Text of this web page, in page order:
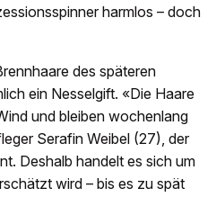
harmlos – doch
des späteren
ein Nesselgift. «Die Haare
und bleiben wochenlang
Serafin Weibel (27), der
Deshalb handelt es sich um
wird – bis es zu spät